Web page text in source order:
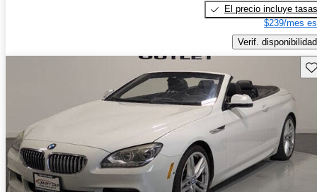
El precio incluye tasas
$239/mes
Verif. disponibilidad